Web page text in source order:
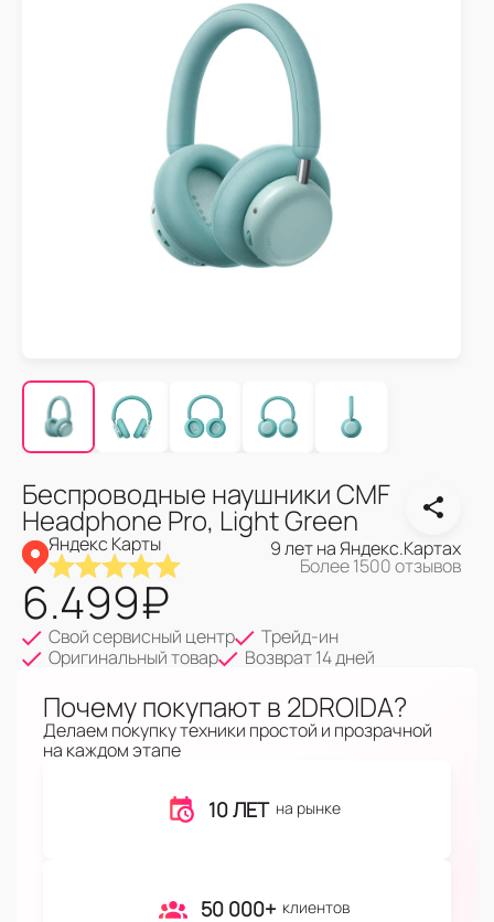
Беспроводные наушники CMF
Headphone Pro, Light Green
Яндекс Карты 9 лет на Яндекс.Картах
Более 1500 отзывов
6.499₽
Свой сервисный центр
Трейд-ин
Оригинальный товар
Возврат 14 дней
Почему покупают в 2DROIDA?
Делаем покупку техники простой и прозрачной
на каждом этапе
10 ЛЕТ на рынке
50 000+ клиентов